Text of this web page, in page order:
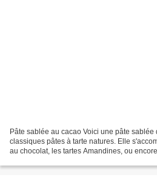
Pâte sablée au cacao Voici une pâte
classiques pâtes à tarte natures. Elle
au chocolat, les tartes Amandines, ou